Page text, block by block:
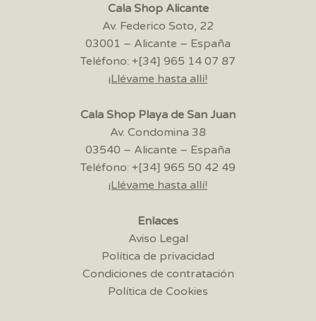
Cala Shop Alicante
Av. Federico Soto, 22
03001 – Alicante – España
Teléfono: +[34] 965 14 07 87
¡Llévame hasta allí!
Cala Shop Playa de San Juan
Av. Condomina 38
03540 – Alicante – España
Teléfono: +[34] 965 50 42 49
¡Llévame hasta allí!
Enlaces
Aviso Legal
Política de privacidad
Condiciones de contratación
Política de Cookies